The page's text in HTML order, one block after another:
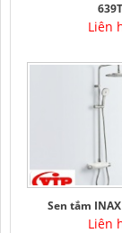
639T
Liên
Sen tắm
Liên